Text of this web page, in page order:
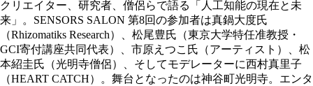
クリエイター、研究者、僧侶らで語る「人工知能の現在と未
来」。SENSORS SALON 第8回の参加者は真鍋大度氏
（Rhizomatiks Research）、松尾豊氏（東京大学特任准教授・
GCI寄付講座共同代表）、市原えつこ氏（アーティスト）、松
本紹圭氏（光明寺僧侶）、そしてモデレーターに西村真里子
（HEART CATCH）。舞台となったのは神谷町光明寺。エンタ